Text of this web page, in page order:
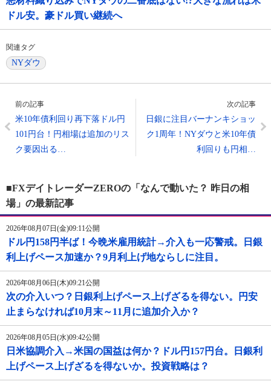
ドル安。豪ドル買い継続へ
関連タグ
NYダウ
前の記事
米10年債利回り再下落ドル円
101円台！円相場は追加のリス
ク要因出る…
次の記事
日銀に注目バーナンキショッ
ク1周年！NYダウと米10年債
利回りも円相…
■FXデイトレーダーZEROの「なんで動いた？ 昨日の相
場」の最新記事
2026年08月07日(金)09:11公開
ドル円158円半ば！今晩米雇用統計→介入も一応警戒。日銀
利上げペース加速か？9月利上げ地ならしに注目。
2026年08月06日(木)09:21公開
次の介入いつ？日銀利上げペース上げざるを得ない。円安
止まらなければ10月末～11月に追加介入か？
2026年08月05日(水)09:42公開
日米協調介入→米国の国益は何か？ドル円157円台。日銀利
上げペース上げざるを得ないか。投資戦略は？